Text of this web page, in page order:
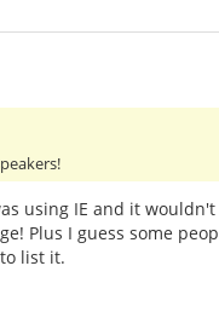
using IE and it
Plus I guess some
list it.